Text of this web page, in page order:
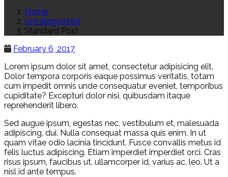
Home
Uncategorized
Standard Post
February 6, 2017
Lorem ipsum dolor sit amet, consectetur adipisicing elit.
Dolor tempora corporis eaque possimus veritatis, totam
cum impedit omnis unde consequatur eveniet, temporibus
cupiditate? Excepturi dolor nisi, quibusdam itaque
reprehenderit libero.
Sed augue ipsum, egestas nec, vestibulum et, malesuada
adipiscing, dui. Nulla consequat massa quis enim. In ut
quam vitae odio lacinia tincidunt. Fusce convallis metus id
felis luctus adipiscing. Etiam imperdiet imperdiet orci. Cras
risus ipsum, faucibus ut, ullamcorper id, varius ac, leo. Ut a
nisl id ante tempus.